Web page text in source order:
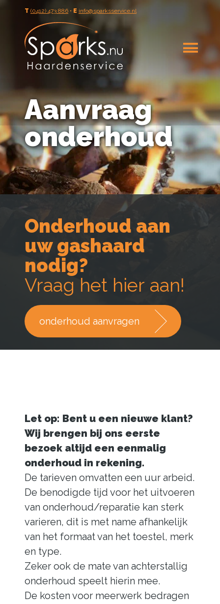
T (0412) 473 886 • E info@sparksservice.nl
Aanvraag
onderhoud
Onderhoud aan
uw gashaard
nodig?
Vraag het hier aan!
onderhoud aanvragen
Let op: Bent u een nieuwe klant?
Wij brengen bij ons eerste
bezoek altijd een eenmalig
onderhoud in rekening.
De tarieven omvatten een uur arbeid.
De benodigde tijd voor het uitvoeren
van onderhoud/reparatie kan sterk
varieren, dit is met name afhankelijk
van het formaat van het toestel, merk
en type.
Zeker ook de mate van achterstallig
onderhoud speelt hierin mee.
De kosten voor meerwerk bedragen